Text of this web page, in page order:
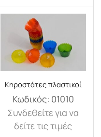
Κηροστάτες πλαστικοί
Κωδικός: 01010
Συνδεθείτε για να
δείτε τις τιμές